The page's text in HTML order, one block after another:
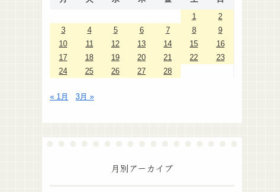
1
2
3
4 5 6 7 8
9
10
11 12 13 14 15
16
17
18 19 20 21 22
23
24
25 26 27 28
« 1月 3月 »
月別アーカイブ